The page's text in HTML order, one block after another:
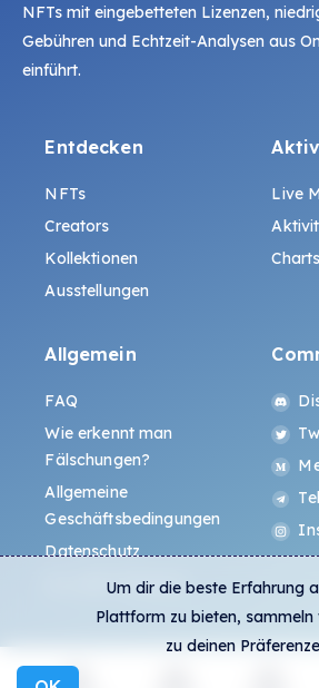
NFTs mit eingebetteten Lizenzen,
Gebühren und Echtzeit-Analysen aus
einführt.
Entdecken
NFTs
Creators
Kollektionen
Ausstellungen
Live
Charts
Allgemein
FAQ
Wie erkennt man
Fälschungen?
Allgemeine
Geschäftsbedingungen
Datenschutz
ALL.ART Protocol
Um dir die beste Erfahrung
Plattform zu bieten, sammeln
zu deinen